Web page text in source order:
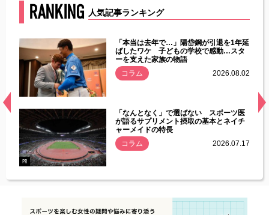
RANKING 人気記事ランキング
常
「本当は去年で…」陽岱鋼が引退を1年延
ばしたワケ 子どもの学校で感動…スタ
ーを支えた家族の物語
コラム
2026.08.02
PR
「なんとなく」で選ばない スポーツ医
が語るサプリメント摂取の基本とネイチ
ャーメイドの特長
コラム
2026.07.17